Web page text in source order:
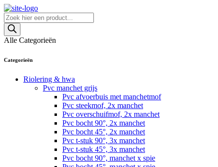
Skip
to
content
Producten
zoeken
Alle Categorieën
Categorieën
Riolering & hwa
Pvc manchet grijs
Pvc afvoerbuis met manchetmof
Pvc steekmof, 2x manchet
Pvc overschuifmof, 2x manchet
Pvc bocht 90°, 2x manchet
Pvc bocht 45°, 2x manchet
Pvc t-stuk 90°, 3x manchet
Pvc t-stuk 45°, 3x manchet
Pvc bocht 90°, manchet x spie